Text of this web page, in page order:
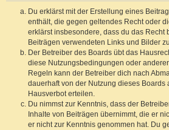
Du erklärst mit der Erstellung eines
enthält, die gegen geltendes Recht oder
erklärst insbesondere, dass du das Recht
Beiträgen verwendeten Links und Bilder
Der Betreiber des Boards übt das
diese Nutzungsbedingungen oder
Regeln kann der Betreiber dich nach
dauerhaft von der Nutzung dieses Boards
Hausverbot erteilen.
Du nimmst zur Kenntnis, dass der
Inhalte von Beiträgen übernimmt, die er
er nicht zur Kenntnis genommen hat. Du